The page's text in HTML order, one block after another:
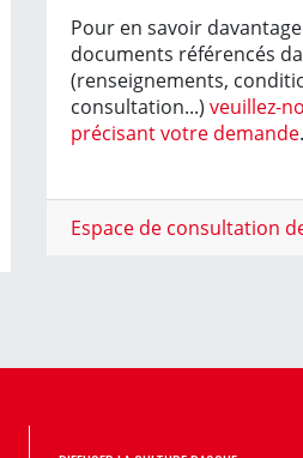
Pour en savoir
documents référencés
(renseignements,
consultation...) veuillez-
précisant votre demande.
Espace de consultation